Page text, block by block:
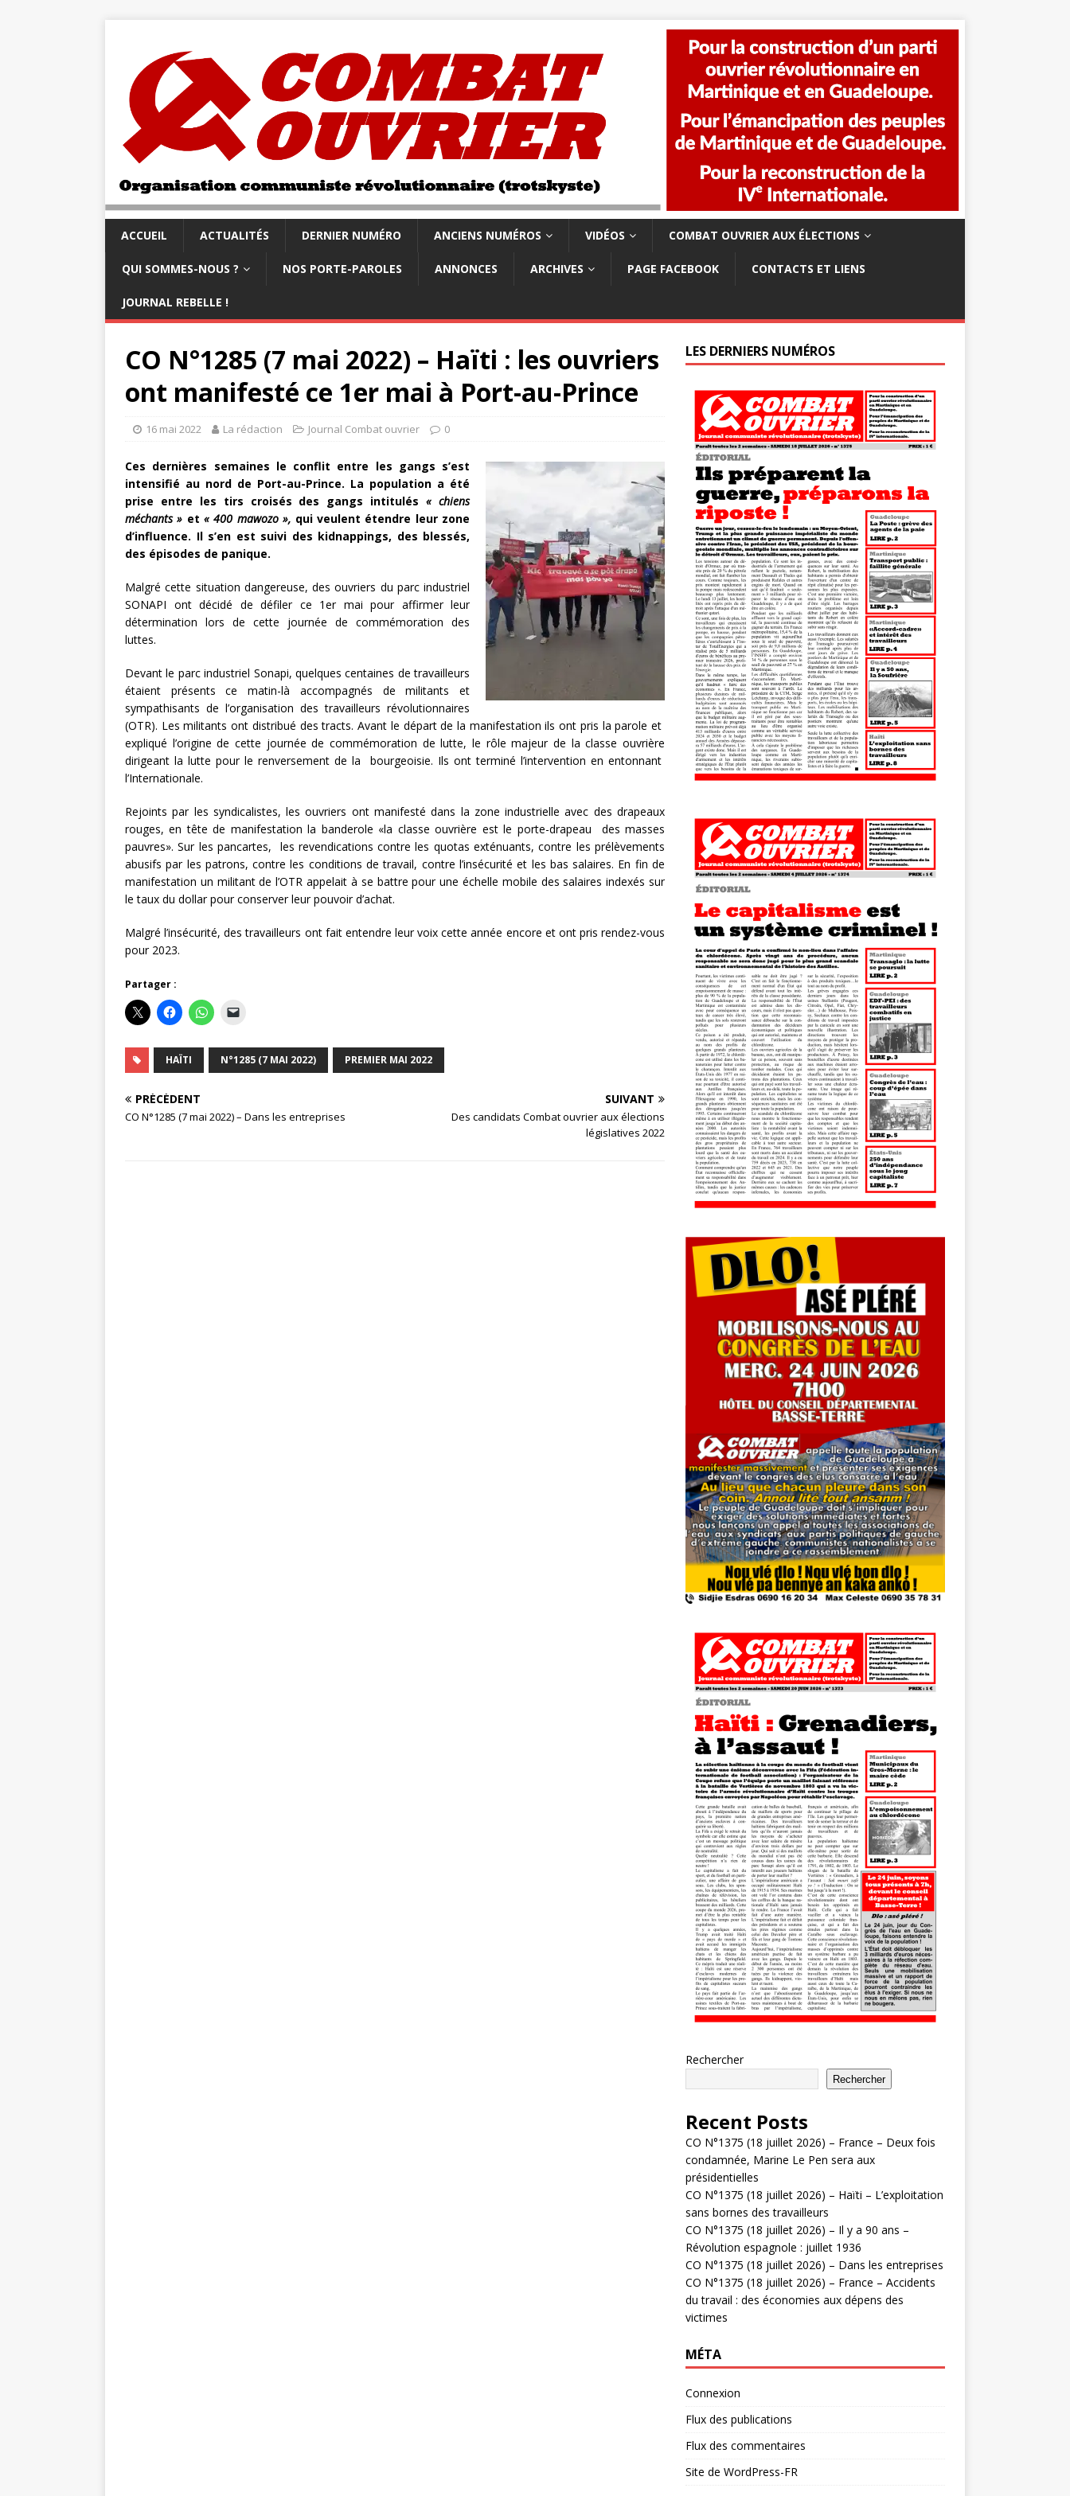
ACCUEIL ACTUALITÉS DERNIER NUMÉRO ANCIENS NUMÉROS VIDÉOS COMBAT OUVRIER AUX ÉLECTIONS
QUI SOMMES-NOUS ? NOS PORTE-PAROLES ANNONCES ARCHIVES PAGE FACEBOOK CONTACTS ET LIENS
JOURNAL REBELLE !
CO N°1285 (7 mai 2022) – Haïti : les ouvriers
ont manifesté ce 1er mai à Port-au-Prince
16 mai 2022 La rédaction Journal Combat ouvrier 0
Ces dernières semaines le conflit entre les gangs s’est
intensifié au nord de Port-au-Prince. La population a été
prise entre les tirs croisés des gangs intitulés« chiens
méchants » et« 400 mawozo », qui veulent étendre leur zone
d’influence. Il s’en est suivi des kidnappings, des blessés,
des épisodes de panique.
Malgré cette situation dangereuse, des ouvriers du parc industriel
SONAPI ont décidé de défiler ce 1er mai pour affirmer leur
détermination lors de cette journée de commémoration des
luttes.
Devant le parc industriel Sonapi, quelques centaines de travailleurs
étaient présents ce matin-là accompagnés de militants et
sympathisants de l’organisation des travailleurs révolutionnaires
(OTR). Les militants ont distribué des tracts. Avant le départ de la manifestation ils ont pris la parole et
expliqué l’origine de cette journée de commémoration de lutte, le rôle majeur de la classe ouvrière
dirigeant la lutte pour le renversement de la bourgeoisie. Ils ont terminé l’intervention en entonnant
l’Internationale.
Rejoints par les syndicalistes, les ouvriers ont manifesté dans la zone industrielle avec des drapeaux
rouges, en tête de manifestation la banderole «la classe ouvrière est le porte-drapeau des masses
pauvres». Sur les pancartes, les revendications contre les quotas exténuants, contre les prélèvements
abusifs par les patrons, contre les conditions de travail, contre l’insécurité et les bas salaires. En fin de
manifestation un militant de l’OTR appelait à se battre pour une échelle mobile des salaires indexés sur
le taux du dollar pour conserver leur pouvoir d’achat.
Malgré l’insécurité, des travailleurs ont fait entendre leur voix cette année encore et ont pris rendez-vous
pour 2023.
Partager :
HAÏTI N°1285 (7 MAI 2022) PREMIER MAI 2022
PRÉCÉDENT
CO N°1285 (7 mai 2022) – Dans les entreprises
SUIVANT
Des candidats Combat ouvrier aux élections
législatives 2022
LES DERNIERS NUMÉROS
Rechercher
Rechercher
Recent Posts
CO N°1375 (18 juillet 2026) – France – Deux fois
condamnée, Marine Le Pen sera aux
présidentielles
CO N°1375 (18 juillet 2026) – Haïti – L’exploitation
sans bornes des travailleurs
CO N°1375 (18 juillet 2026) – Il y a 90 ans –
Révolution espagnole : juillet 1936
CO N°1375 (18 juillet 2026) – Dans les entreprises
CO N°1375 (18 juillet 2026) – France – Accidents
du travail : des économies aux dépens des
victimes
MÉTA
Connexion
Flux des publications
Flux des commentaires
Site de WordPress-FR